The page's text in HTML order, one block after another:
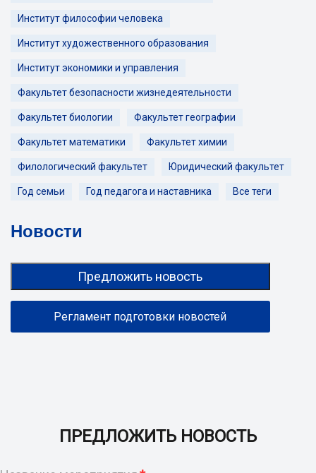
Институт философии человека
Институт художественного образования
Институт экономики и управления
Факультет безопасности жизнедеятельности
Факультет биологии Факультет географии
Факультет математики Факультет химии
Филологический факультет Юридический факультет
Год семьи Год педагога и наставника Все теги
Новости
Предложить новость
Регламент подготовки новостей
ПРЕДЛОЖИТЬ НОВОСТЬ